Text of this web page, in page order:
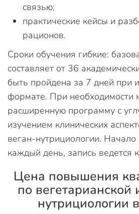
связью;
практические кейсы и
рационов.
Сроки обучения гибкие:
составляет от 36
быть пройдена за 7 дней при
формате. При необходимости
расширенную программу с
изучением клинических
веган-нутрициологии.
каждый день, запись ведется
Цена повышения
по вегетарианской
нутрициологии